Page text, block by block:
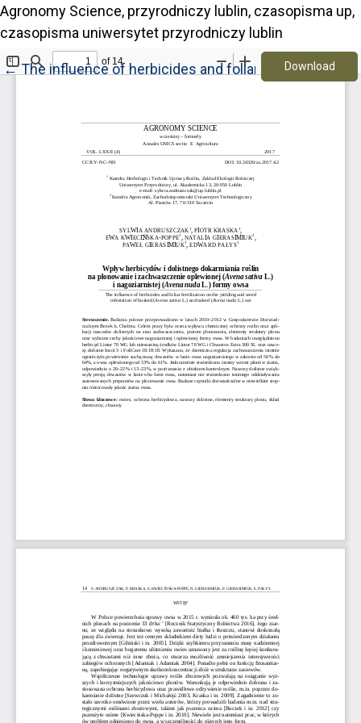
Agronomy Science, przyrodniczy lublin, czasopisma up,
czasopisma uniwersytet przyrodniczy lublin
←Return to Article Details
The influence of herbicides and foliar fertilization on
Download